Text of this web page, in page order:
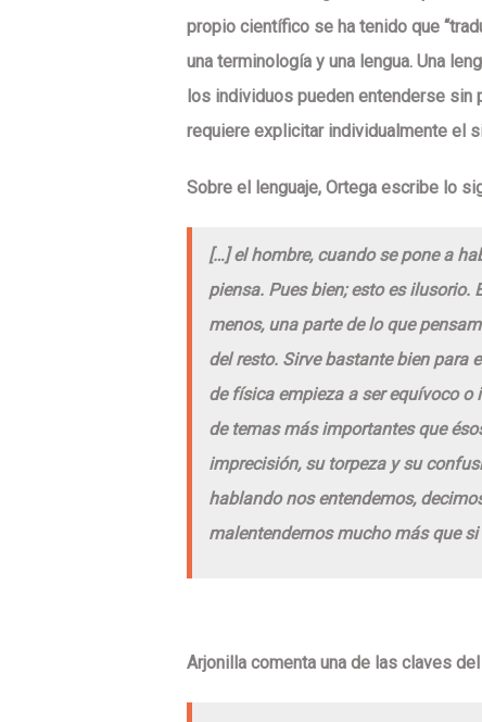
propio científico se ha tenido que
una terminología y una lengua. Una
los individuos pueden entenderse sin
requiere explicitar individualmente el
Sobre el lenguaje, Ortega escribe lo
[…] el hombre, cuando se pone a
piensa. Pues bien; esto es ilusorio.
menos, una parte de lo que
del resto. Sirve bastante bien para
de física empieza a ser equívoco
de temas más importantes que
imprecisión, su torpeza y su
hablando nos entendemos,
malentendernos mucho más que
Arjonilla comenta una de las claves